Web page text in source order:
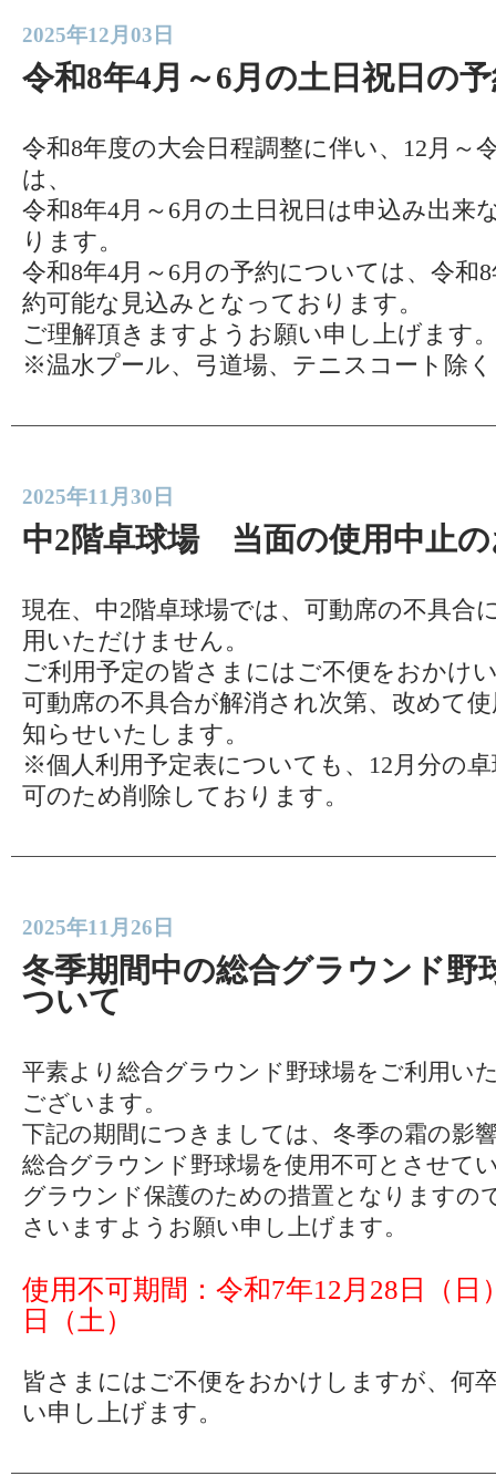
2025年12月03日
令和8年4月～6月の土日祝日の
令和8年度の大会日程調整に伴い、12月～
は、
令和8年4月～6月の土日祝日は申込み出来
ります。
令和8年4月～6月の予約については、令和
約可能な見込みとなっております。
ご理解頂きますようお願い申し上げます
※温水プール、弓道場、テニスコート除く
2025年11月30日
中2階卓球場 当面の使用中止
現在、中2階卓球場では、可動席の不具合
用いただけません。
ご利用予定の皆さまにはご不便をおかけ
可動席の不具合が解消され次第、改めて
知らせいたします。
※個人利用予定表についても、12月分の
可のため削除しております。
2025年11月26日
冬季期間中の総合グラウンド野
ついて
平素より総合グラウンド野球場をご利用い
ございます。
下記の期間につきましては、冬季の霜の影
総合グラウンド野球場を使用不可とさせて
グラウンド保護のための措置となりますの
さいますようお願い申し上げます。
使用不可期間：令和7年12月28日（日
日（土）
皆さまにはご不便をおかけしますが、何
い申し上げます。